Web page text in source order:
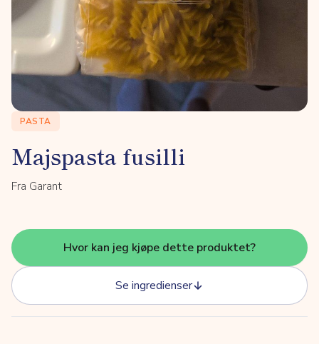
PASTA
Majspasta fusilli
Fra Garant
Hvor kan jeg kjøpe dette produktet?
Se ingredienser